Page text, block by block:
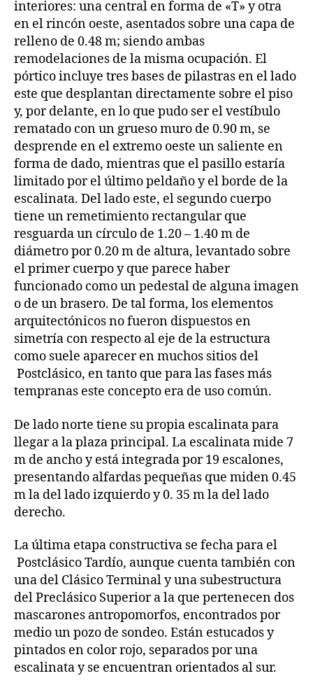
interiores: una central en forma de «T» y otra
en el rincón oeste, asentados sobre una capa de
relleno de 0.48 m; siendo ambas
remodelaciones de la misma ocupación. El
pórtico incluye tres bases de pilastras en el lado
este que desplantan directamente sobre el piso
y, por delante, en lo que pudo ser el vestíbulo
rematado con un grueso muro de 0.90 m, se
desprende en el extremo oeste un saliente en
forma de dado, mientras que el pasillo estaría
limitado por el último peldaño y el borde de la
escalinata. Del lado este, el segundo cuerpo
tiene un remetimiento rectangular que
resguarda un círculo de 1.20 – 1.40 m de
diámetro por 0.20 m de altura, levantado sobre
el primer cuerpo y que parece haber
funcionado como un pedestal de alguna imagen
o de un brasero. De tal forma, los elementos
arquitectónicos no fueron dispuestos en
simetría con respecto al eje de la estructura
como suele aparecer en muchos sitios del
Postclásico, en tanto que para las fases más
tempranas este concepto era de uso común.
De lado norte tiene su propia escalinata para
llegar a la plaza principal. La escalinata mide 7
m de ancho y está integrada por 19 escalones,
presentando alfardas pequeñas que miden 0.45
m la del lado izquierdo y 0. 35 m la del lado
derecho.
La última etapa constructiva se fecha para el
Postclásico Tardío, aunque cuenta también con
una del Clásico Terminal y una subestructura
del Preclásico Superior a la que pertenecen dos
mascarones antropomorfos, encontrados por
medio un pozo de sondeo. Están estucados y
pintados en color rojo, separados por una
escalinata y se encuentran orientados al sur.